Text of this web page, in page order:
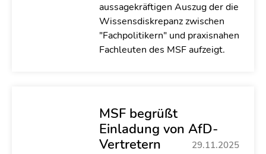
aussagekräftigen Auszug der die
Wissensdiskrepanz zwischen
"Fachpolitikern" und praxisnahen
Fachleuten des MSF aufzeigt.
MSF begrüßt
Einladung von AfD-
Vertretern
29.11.2025